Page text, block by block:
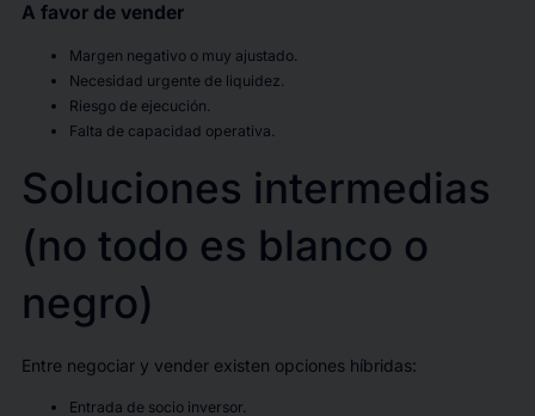
A favor de vender
Margen negativo o muy ajustado.
Necesidad urgente de liquidez.
Riesgo de ejecución.
Falta de capacidad operativa.
Soluciones intermedias
(no todo es blanco o
negro)
Entre negociar y vender existen opciones híbridas:
Entrada de socio inversor.